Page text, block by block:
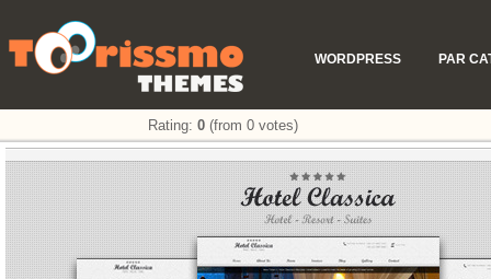
WORDPRESS PAR
Rating: 0 (from 0 votes)